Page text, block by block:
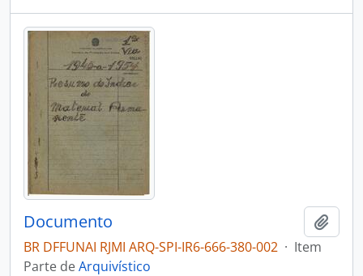
Documento
BR DFFUNAI RJMI ARQ-SPI-IR6-666-380-002 · Item
Parte deArquivístico